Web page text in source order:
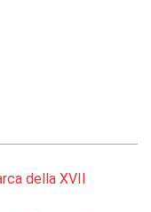
della XVII